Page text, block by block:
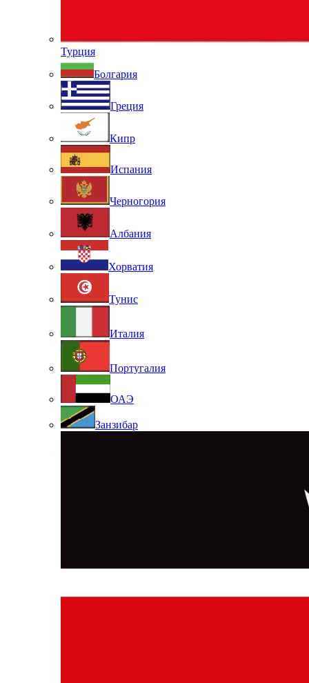
Турция
Болгария
Греция
Кипр
Испания
Черногория
Албания
Хорватия
Тунис
Италия
Португалия
ОАЭ
Занзибар